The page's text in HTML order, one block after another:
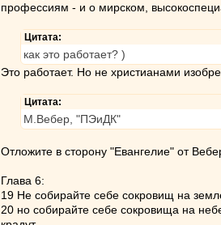
профессиям - и о мирском,
Цитата:
как это работает? )
Это работает. Но не христианами
Цитата:
М.Вебер, "ПЭиДК"
Отложите в сторону "Евангелие" от
Глава 6:
19 Не собирайте себе сокровищ на
20 но собирайте себе сокровища на